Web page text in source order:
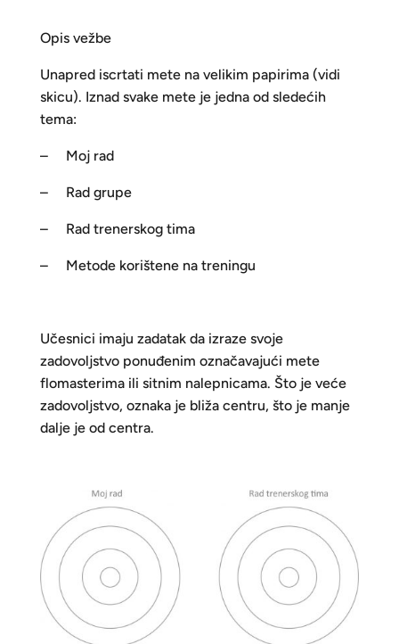
Opis vežbe
Unapred iscrtati mete na velikim papirima (vidi
skicu). Iznad svake mete je jedna od sledećih
tema:
– Moj rad
– Rad grupe
– Rad trenerskog tima
– Metode korištene na treningu
Učesnici imaju zadatak da izraze svoje
zadovoljstvo ponuđenim označavajući mete
flomasterima ili sitnim nalepnicama. Što je veće
zadovoljstvo, oznaka je bliža centru, što je manje
dalje je od centra.